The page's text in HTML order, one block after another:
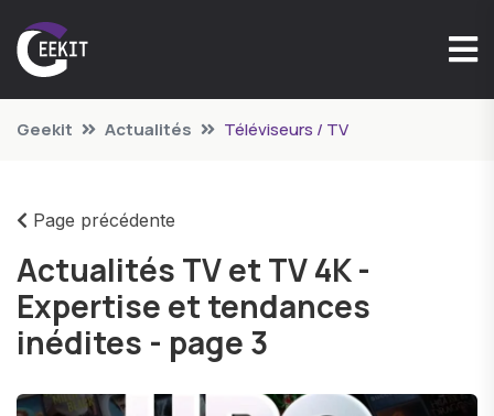
Geekit Actualités Téléviseurs / TV
Page précédente
Actualités TV et TV 4K -
Expertise et tendances
inédites - page 3